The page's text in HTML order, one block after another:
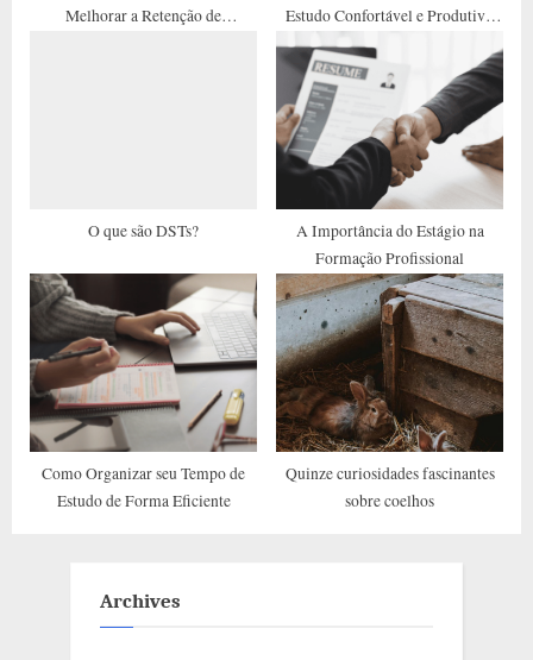
Melhorar a Retenção de
Estudo Confortável e Produtivo
em Casa
O que são DSTs?
A Importância do Estágio na
Formação Profissional
Como Organizar seu Tempo de
Estudo de Forma Eficiente
Quinze curiosidades fascinantes
sobre coelhos
Archives